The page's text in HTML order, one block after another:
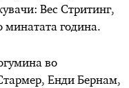
Вес Стритинг,
минатата година.
во
Енди Бернам,